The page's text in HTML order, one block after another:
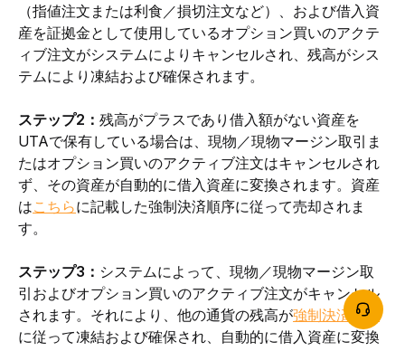
（指値注文または利食／損切注文など）、および借入資
産を証拠金として使用しているオプション買いのアクテ
ィブ注文がシステムによりキャンセルされ、残高がシス
テムにより凍結および確保されます。
ステップ2： 残高がプラスであり借入額がない資産を
UTAで保有している場合は、現物／現物マージン取引ま
たはオプション買いのアクティブ注文はキャンセルされ
ず、その資産が自動的に借入資産に変換されます。資産
はこちらに記載した強制決済順序に従って売却されま
す。
ステップ3： システムによって、現物／現物マージン取
引およびオプション買いのアクティブ注文がキャンセル
されます。それにより、他の通貨の残高が強制決済順序
に従って凍結および確保され、自動的に借入資産に変換